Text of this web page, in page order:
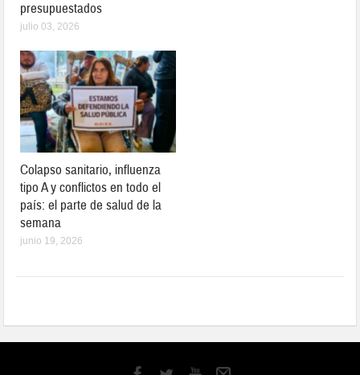
presupuestados
julio 03, 2026
Colapso sanitario, influenza
tipo A y conflictos en todo el
país: el parte de salud de la
semana
junio 19, 2026